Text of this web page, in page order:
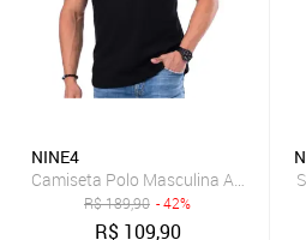
NINE4
Camiseta Polo Masculina Algodão
R$189,90 - 42%
R$ 109,90